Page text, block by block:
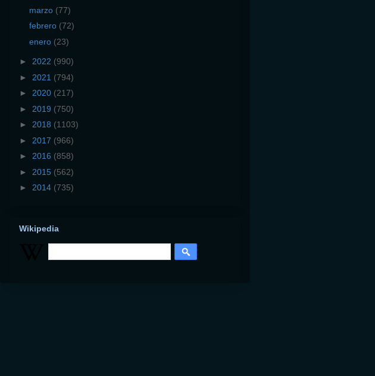
marzo (77)
febrero (72)
enero (23)
► 2022 (990)
► 2021 (794)
► 2020 (217)
► 2019 (750)
► 2018 (1103)
► 2017 (966)
► 2016 (858)
► 2015 (562)
► 2014 (735)
Wikipedia